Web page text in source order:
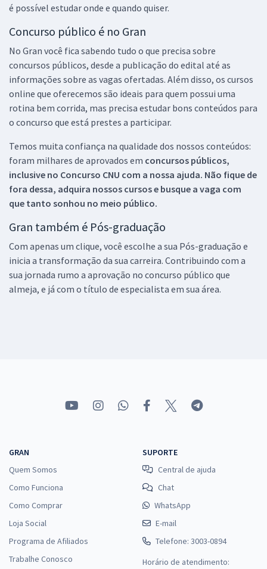
é possível estudar onde e quando quiser.
Concurso público é no Gran
No Gran você fica sabendo tudo o que precisa sobre
concursos públicos, desde a publicação do edital até as
informações sobre as vagas ofertadas. Além disso, os cursos
online que oferecemos são ideais para quem possui uma
rotina bem corrida, mas precisa estudar bons conteúdos para
o concurso que está prestes a participar.
Temos muita confiança na qualidade dos nossos conteúdos:
foram milhares de aprovados em concursos públicos,
inclusive no Concurso CNU com a nossa ajuda. Não fique de
fora dessa, adquira nossos cursos e busque a vaga com
que tanto sonhou no meio público.
Gran também é Pós-graduação
Com apenas um clique, você escolhe a sua Pós-graduação e
inicia a transformação da sua carreira. Contribuindo com a
sua jornada rumo a aprovação no concurso público que
almeja, e já com o título de especialista em sua área.
GRAN
Quem Somos
Como Funciona
Como Comprar
Loja Social
Programa de Afiliados
Trabalhe Conosco
SUPORTE
Central de ajuda
Chat
WhatsApp
E-mail
Telefone: 3003-0894
Horário de atendimento: